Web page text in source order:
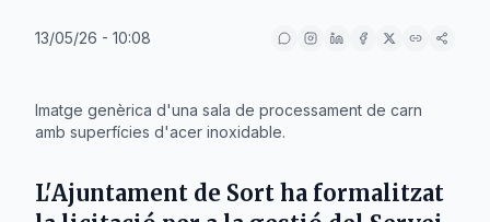
13/05/26 - 10:08
Imatge genèrica d'una sala de processament de carn
amb superfícies d'acer inoxidable.
L'Ajuntament de Sort ha formalitzat